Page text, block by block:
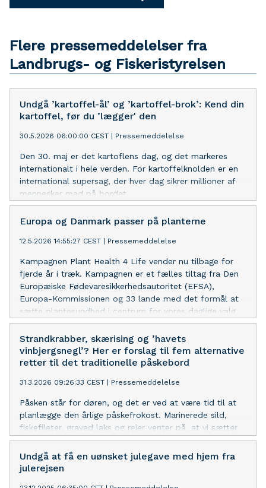
Flere pressemeddelelser fra
Landbrugs- og Fiskeristyrelsen
Undgå ’kartoffel-ål’ og ’kartoffel-brok’: Kend din
kartoffel, før du ’lægger' den
30.5.2026 06:00:00 CEST | Pressemeddelelse
Den 30. maj er det kartoflens dag, og det markeres
internationalt i hele verden. For kartoffelknolden er en
international supersag, der hver dag sikrer millioner af
mennesker mad på bordet.
Europa og Danmark passer på planterne
12.5.2026 14:55:27 CEST | Pressemeddelelse
Kampagnen Plant Health 4 Life vender nu tilbage for
fjerde år i træk. Kampagnen er et fælles tiltag fra Den
Europæiske Fødevaresikkerhedsautoritet (EFSA),
Europa-Kommissionen og 33 lande med det formål at
sætte plantesundhed i centrum for vores daglige valg.
Strandkrabber, skærising og ’havets
vinbjergsnegl’? Her er forslag til fem alternative
retter til det traditionelle påskebord
31.3.2026 09:26:33 CEST | Pressemeddelelse
Påsken står for døren, og det er ved at være tid til at
planlægge den årlige påskefrokost. Marinerede sild,
fiskefileter, gravad laks og rejer venter på, at vi sætter
tænderne i dem. Men hvad med at tænke lidt nyt i år?
Der er mange gode alternativer til de velkendte gæster
på påskebordet – og de smager mindst lige så godt,
Undgå at få en uønsket julegave med hjem fra
julerejsen